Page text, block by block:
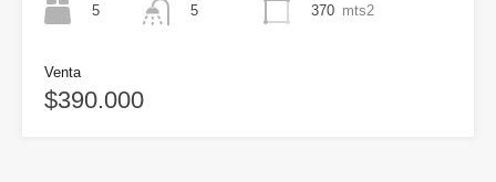
5
5
370 mts2
Venta
$390.000